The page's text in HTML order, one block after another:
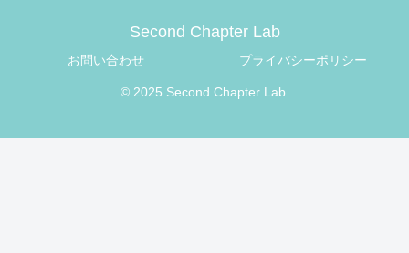
Second Chapter Lab
お問い合わせ プライバシーポリシー
© 2025 Second Chapter Lab.